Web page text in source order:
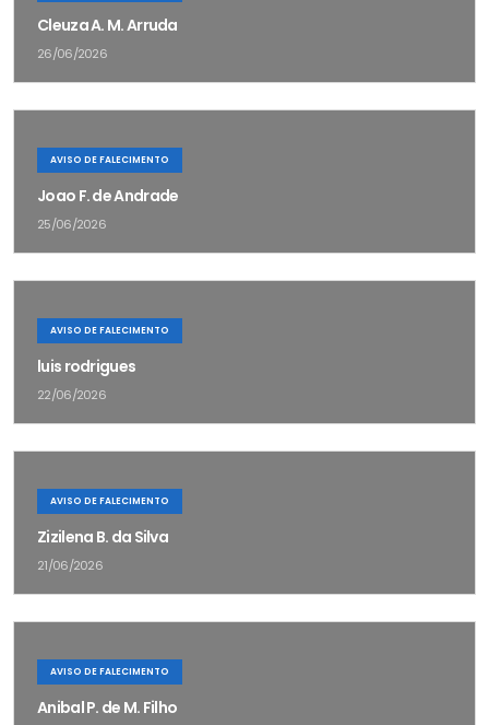
Cleuza A. M. Arruda
26/06/2026
AVISO DE FALECIMENTO
Joao F. de Andrade
25/06/2026
AVISO DE FALECIMENTO
luis rodrigues
22/06/2026
AVISO DE FALECIMENTO
Zizilena B. da Silva
21/06/2026
AVISO DE FALECIMENTO
Anibal P. de M. Filho